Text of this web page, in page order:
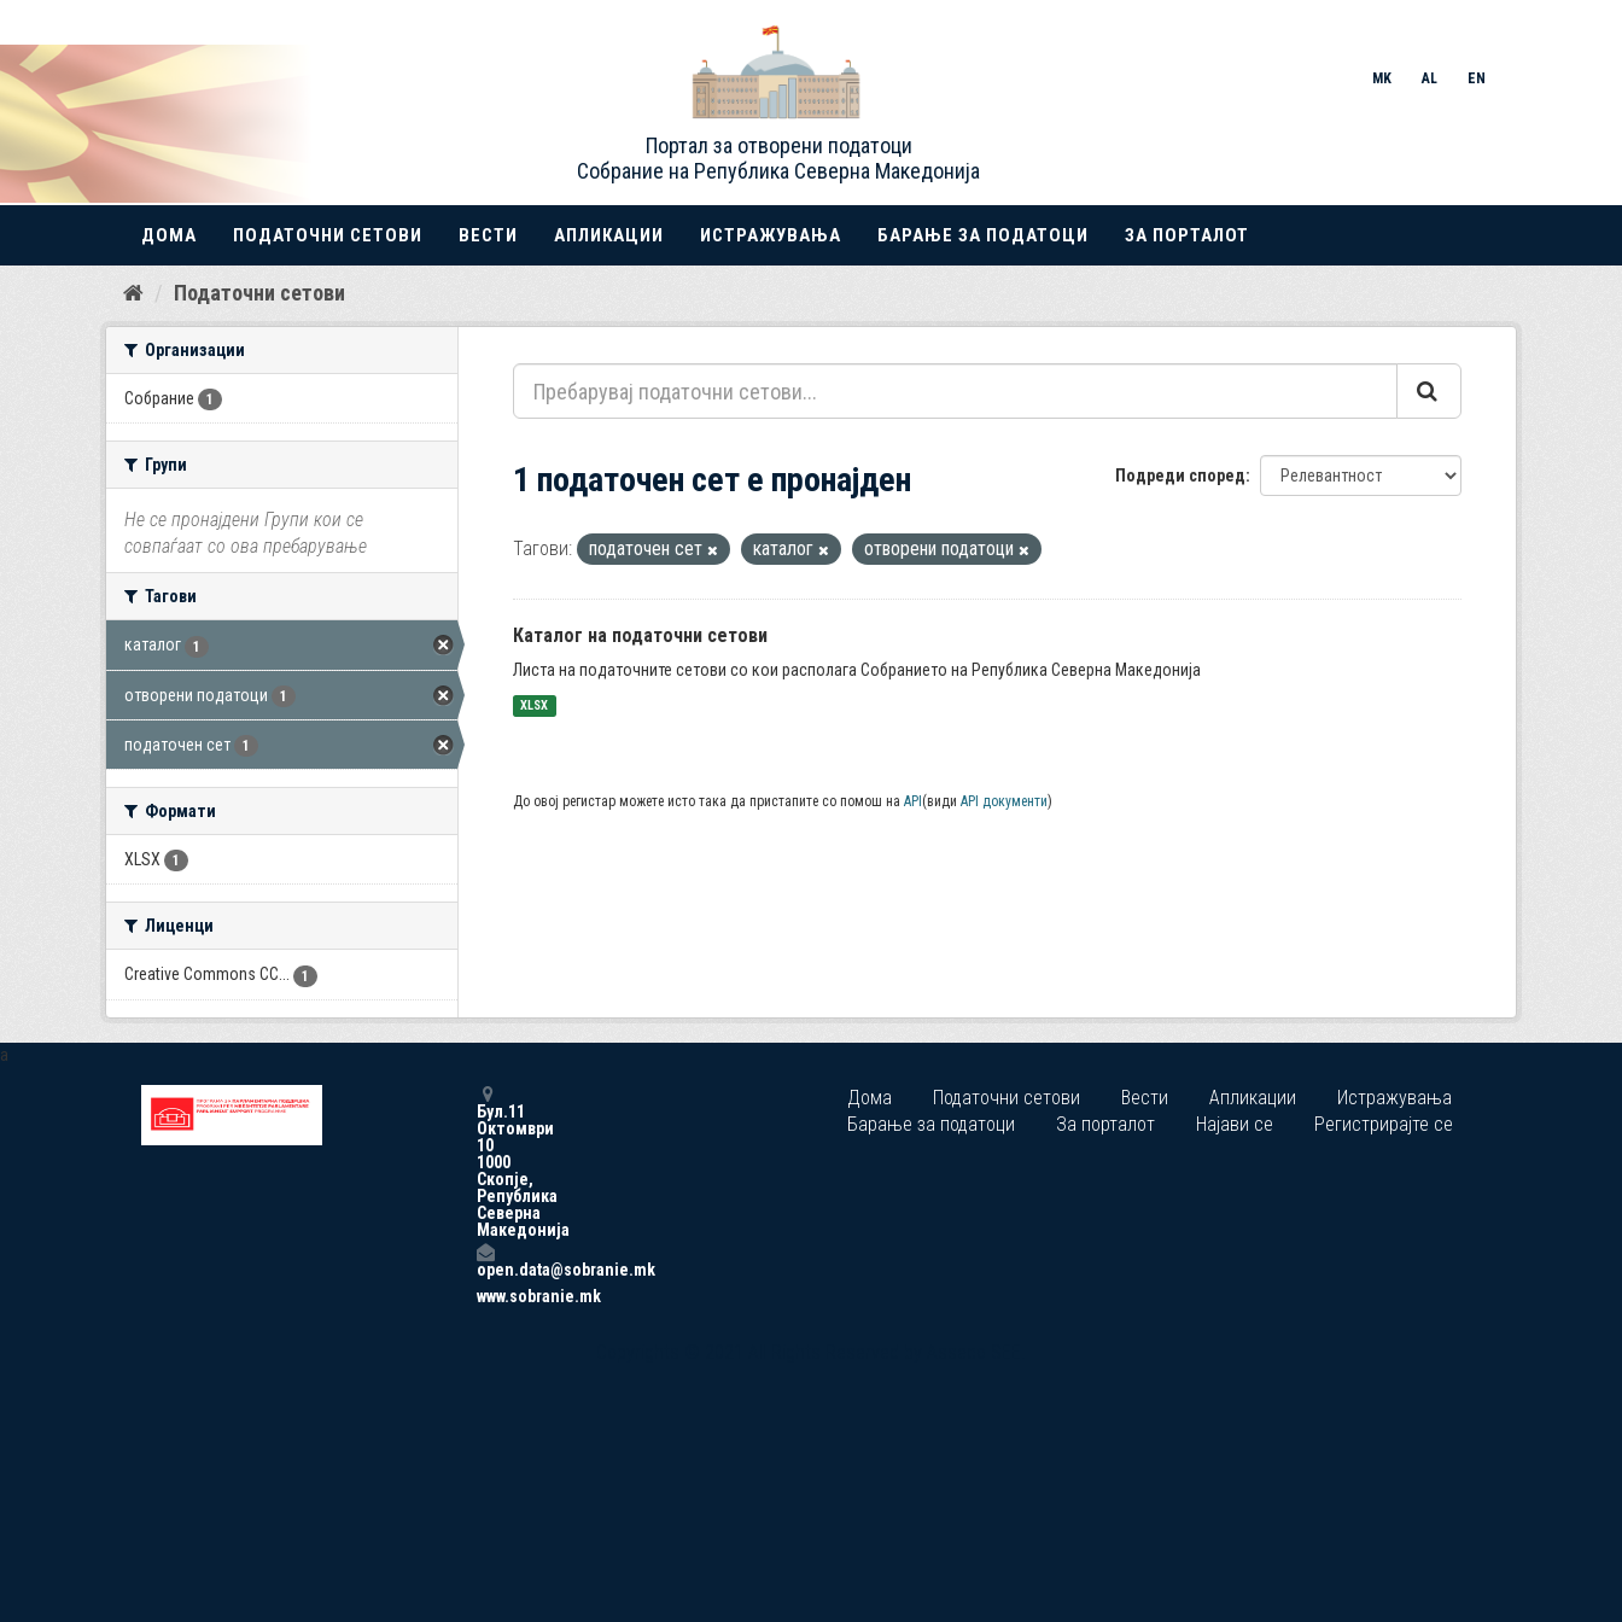
Прескокнете
Портал за отворени податоци
Собрание на Република Северна Македонија
MK AL EN
ДОМА ПОДАТОЧНИ СЕТОВИ ВЕСТИ АПЛИКАЦИИ ИСТРАЖУВАЊА БАРАЊЕ ЗА ПОДАТОЦИ ЗА ПОРТАЛОТ
Податочни сетови
Организации
Собрание 1
Групи
Не се пронајдени Групи кои се
совпаѓаат со ова пребарување
Тагови
каталог 1
отворени податоци 1
податочен сет 1
Формати
XLSX 1
Лиценци
Creative Commons CC... 1
Подреди според
1 податочен сет е пронајден
Тагови: податочен сет каталог отворени податоци
Каталог на податочни сетови
Листа на податочните сетови со кои располага Собранието на Република Северна Македонија
XLSX
До овој регистар можете исто така да пристапите со помош на API (види API документи)
a
Бул.11
Октомври
10
1000
Скопје,
Република
Северна
Македонија
open.data@sobranie.mk
www.sobranie.mk
Дома Податочни сетови Вести Апликации
Истражувања
Барање за податоци
За порталот Најави се Регистрирајте се